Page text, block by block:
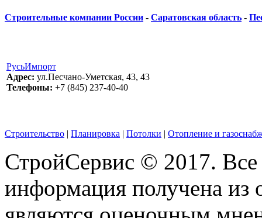
Строительные компании России - Саратовская область -
РусьИмпорт
Адрес: ул.Песчано-Уметская, 43, 43
Телефоны: +7 (845) 237-40-40
Строительство | Планировка | Потолки | Отопление и
СтройСервис © 2017.
информация получена из